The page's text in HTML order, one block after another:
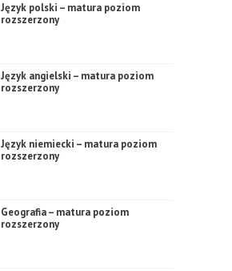
Język polski – matura poziom
rozszerzony
Język angielski – matura poziom
rozszerzony
Język niemiecki – matura poziom
rozszerzony
Geografia – matura poziom
rozszerzony